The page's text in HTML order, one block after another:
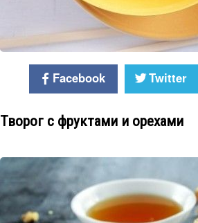
Facebook Twitter
Творог с фруктами и орехами